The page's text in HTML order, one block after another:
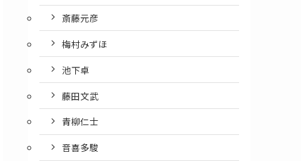
斎藤元彦
梅村みずほ
池下卓
藤田文武
青柳仁士
音喜多駿